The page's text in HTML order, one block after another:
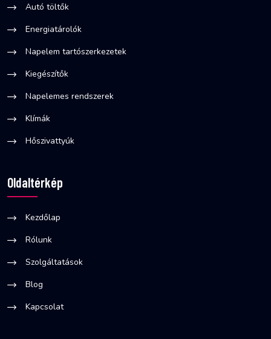
Autó töltők
Energiatárolók
Napelem tartószerkezetek
Kiegészítők
Napelemes rendszerek
Klímák
Hőszivattyúk
Oldaltérkép
Kezdőlap
Rólunk
Szolgáltatások
Blog
Kapcsolat